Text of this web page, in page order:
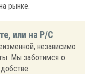
рынке.
или на Р/С
независимо
Мы заботимся о